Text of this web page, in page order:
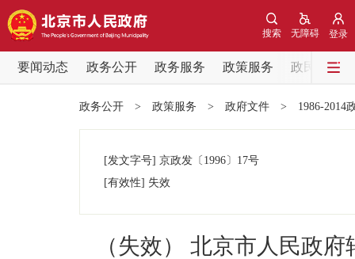
登录
无障碍
搜索
要闻动态 政务公开 政务服务 政策服务
政民互动
党中央精神
政务公开 > 政策服务 > 政府文件 > 1986-2014
[发文字号] 京政发 〔1996〕 17号
[有效性] 失效
（失效） 北京市人民政